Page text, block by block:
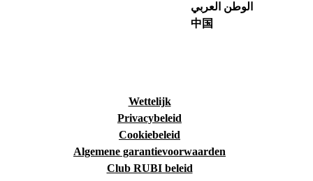
الوطن العربي
中国
Wettelijk
Privacybeleid
Cookiebeleid
Algemene garantievoorwaarden
Club RUBI beleid